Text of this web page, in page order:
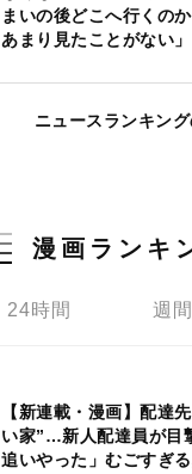
まいの後どこへ行くの
あまり見たことがない」
ニュースランキン
漫画ランキ
24時間 週間
【新連載・漫画】配達
い家”…新人配達員が目
追いやった」むごすぎ